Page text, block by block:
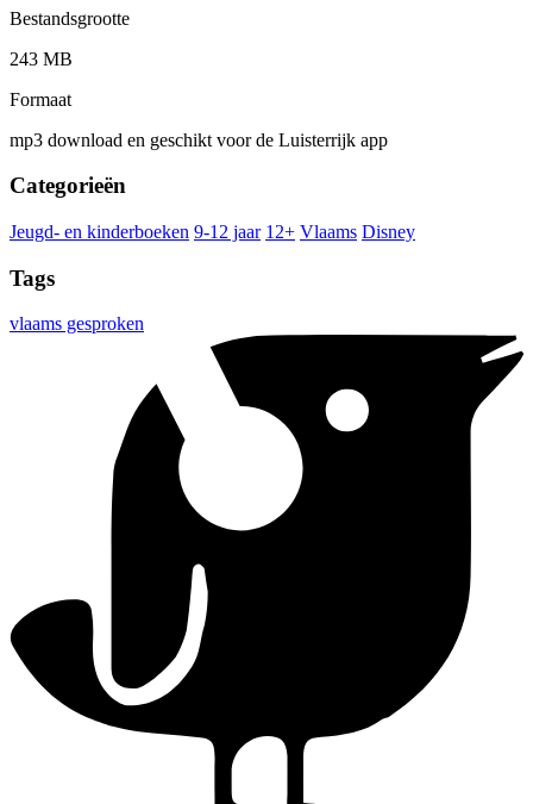
Bestandsgrootte
243 MB
Formaat
mp3 download en geschikt voor de Luisterrijk app
Categorieën
Jeugd- en kinderboeken 9-12 jaar 12+ Vlaams Disney
Tags
vlaams gesproken